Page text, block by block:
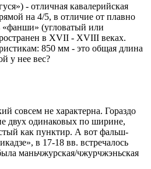
- отличная кавалерийская
на 4/5, в отличие от плавно
«фанши» (угловатый или
в XVII - XVIII веках.
850 мм - это общая длина
у нее вес?
совсем не характерна. Гораздо
двух одинаковых по ширине,
как пунктир. А вот фальш-
в 17-18 вв. встречалось
маньчжурская/чжурчжэньская